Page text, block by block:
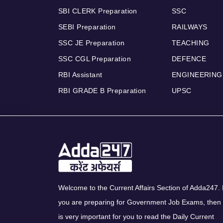
SBI CLERK Preparation
SEBI Preparation
SSC JE Preparation
SSC CGL Preparation
RBI Assistant
RBI GRADE B Preparation
SSC
RAILWAYS
TEACHING
DEFENCE
ENGINEERING
UPSC
Welcome to the Current Affairs Section of Adda247.
you are preparing for Government Job Exams, then
is very important for you to read the Daily Current